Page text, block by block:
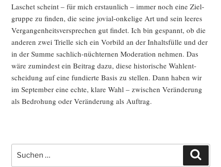
Laschet scheint – für mich erstaun­lich – immer noch eine Ziel­
grup­pe zu fin­den, die sei­ne jovi­al-onke­li­ge Art und sein lee­res
Ver­gan­gen­heits­ver­spre­chen gut fin­det. Ich bin gespannt, ob die
ande­ren zwei Tri­el­le sich ein Vor­bild an der Inhalts­fül­le und der
in der Sum­me sach­lich-nüch­ter­nen Mode­ra­ti­on neh­men. Das
wäre zumin­dest ein Bei­trag dazu, die­se his­to­ri­sche Wahl­ent­
schei­dung auf eine fun­dier­te Basis zu stel­len. Dann haben wir
im Sep­tem­ber eine ech­te, kla­re Wahl – zwi­schen Ver­än­de­rung
als Bedro­hung oder Ver­än­de­rung als Auftrag.
Suche
nach: